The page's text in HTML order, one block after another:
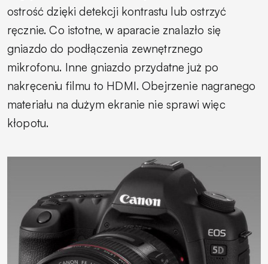
ostrość dzięki detekcji kontrastu lub ostrzyć
ręcznie. Co istotne, w aparacie znalazło się
gniazdo do podłączenia zewnętrznego
mikrofonu. Inne gniazdo przydatne już po
nakręceniu filmu to HDMI. Obejrzenie nagranego
materiału na dużym ekranie nie sprawi więc
kłopotu.